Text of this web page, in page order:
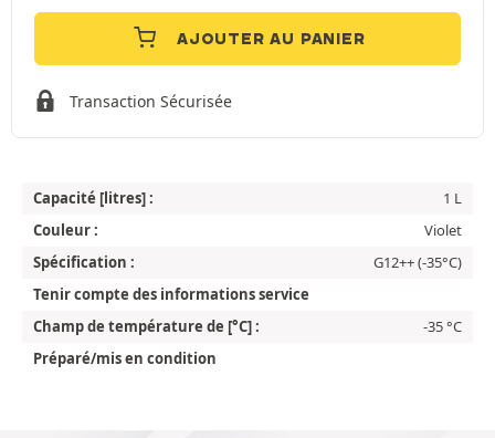
AJOUTER AU PANIER
Transaction Sécurisée
Capacité [litres] :
1 L
Couleur :
Violet
Spécification :
G12++ (-35°C)
Tenir compte des informations service
Champ de température de [°C] :
-35 °C
Préparé/mis en condition